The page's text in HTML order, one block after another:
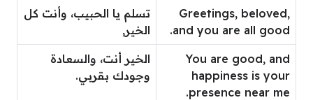
Greetings, beloved,
and you are all good.
تسلم يا الحبيب، وأنت كل
الخير,
You are good, and
happiness is your
presence near me.
الخير أنت، والسعادة
وجودك بقربي.